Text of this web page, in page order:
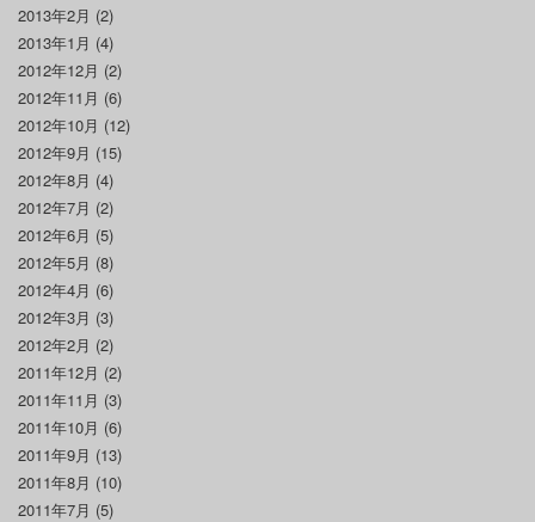
2013年2月 (2)
2013年1月 (4)
2012年12月 (2)
2012年11月 (6)
2012年10月 (12)
2012年9月 (15)
2012年8月 (4)
2012年7月 (2)
2012年6月 (5)
2012年5月 (8)
2012年4月 (6)
2012年3月 (3)
2012年2月 (2)
2011年12月 (2)
2011年11月 (3)
2011年10月 (6)
2011年9月 (13)
2011年8月 (10)
2011年7月 (5)